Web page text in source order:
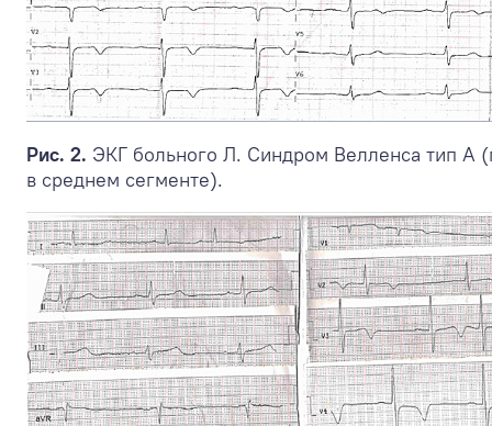
Рис. 2. ЭКГ больного Л. Синдром Велленса тип
в среднем сегменте).